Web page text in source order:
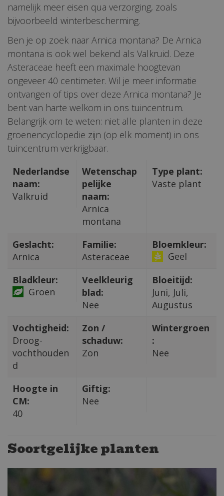
namelijk meer eisen qua verzorging, zoals
bijvoorbeeld winterbescherming.
Ben je op zoek naar Arnica montana? De Arnica
montana is ook wel bekend als Valkruid. Deze
Asteraceae heeft een maximale hoogtevan
ongeveer 40 centimeter. Wil je meer informatie
ontvangen of tips over deze Arnica montana? Je
bent van harte welkom in ons tuincentrum.
Belangrijk om te weten: niet alle planten in deze
groenencyclopedie zijn (op elk moment) in ons
tuincentrum verkrijgbaar.
Nederlandse
naam:
Valkruid
Wetenschap
pelijke
naam:
Arnica
montana
Type plant:
Vaste plant
Geslacht:
Arnica
Familie:
Asteraceae
Bloemkleur:
Geel
Bladkleur:
Groen
Veelkleurig
blad:
Nee
Bloeitijd:
Juni, Juli,
Augustus
Vochtigheid:
Droog-
vochthouden
d
Zon /
schaduw:
Zon
Wintergroen
:
Nee
Hoogte in
CM:
40
Giftig:
Nee
Soortgelijke planten